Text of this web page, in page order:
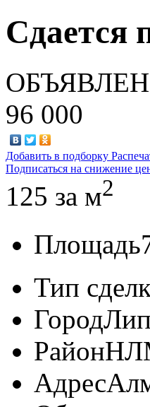
Сдается
96 000
Добавить в подборку
Подписаться на снижение
125 за м2
Площадь
Тип
Город
Район
Адрес